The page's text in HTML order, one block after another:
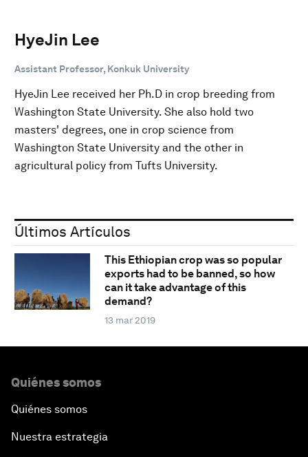
HyeJin Lee
Assistant Professor, Konkuk University
HyeJin Lee received her Ph.D in crop breeding from
Washington State University. She also hold two
masters' degrees, one in crop science from
Washington State University and the other in
agricultural policy from Tufts University.
Últimos Artículos
This Ethiopian crop was so popular
exports had to be banned, so how
can it take advantage of this
demand?
13 mar 2019
Quiénes somos
Quiénes somos
Nuestra estrategia